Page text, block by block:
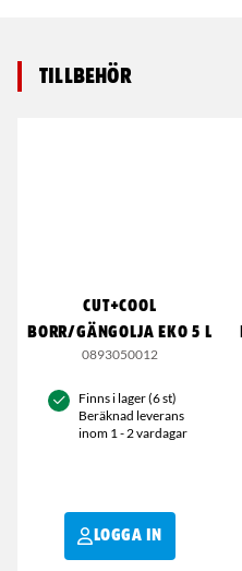
Tillbehör
CUT+COOL
BORR/GÄNGOLJA EKO 5 L
0893050012
Finns i lager (6 st)
Beräknad leverans
inom 1 - 2 vardagar
LOGGA IN